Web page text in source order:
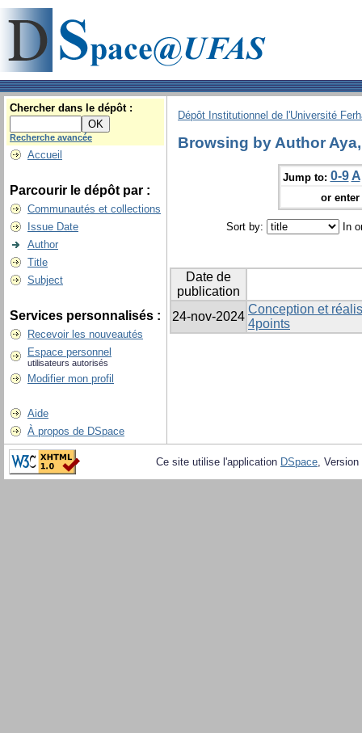
Chercher dans le dépôt :
Recherche avancée
Accueil
Parcourir le dépôt par :
Communautés et collections
Issue Date
Author
Title
Subject
Services personnalisés :
Recevoir les nouveautés
Espace personnel
utilisateurs autorisés
Modifier mon profil
Aide
À propos de DSpace
Dépôt Institutionnel de l'Université
Browsing by Author
Jump to: 0-9 A
or
Sort by: In
Date de
publication
24-nov-2024
Conception et
4points
Ce site utilise l'application DSpace,